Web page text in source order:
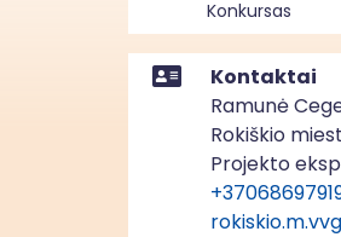
Konkursas
Kontaktai
Ramunė
Rokiškio
Projekto